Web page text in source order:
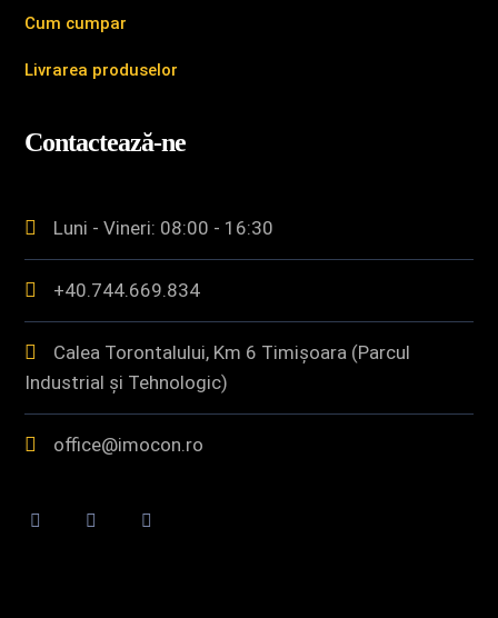
Cum cumpar
Livrarea produselor
Contactează-ne
Luni - Vineri: 08:00 - 16:30
+40.744.669.834
Calea Torontalului, Km 6 Timișoara (Parcul
Industrial și Tehnologic)
office@imocon.ro